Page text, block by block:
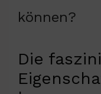
können?
Die